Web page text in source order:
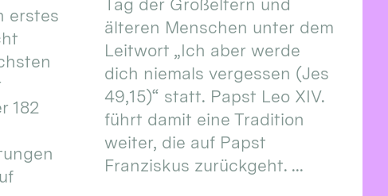
erstes
182
Tag der Großeltern und
älteren Menschen unter dem
Leitwort „Ich aber werde
dich niemals vergessen (Jes
49,15)“ statt. Papst Leo XIV.
führt damit eine Tradition
weiter, die auf Papst
Franziskus zurückgeht. ...